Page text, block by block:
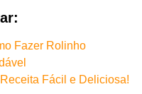
Fazer Rolinho
Fácil e Deliciosa!